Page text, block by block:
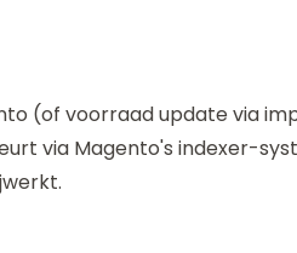
(of voorraad update via
via Magento's indexer-